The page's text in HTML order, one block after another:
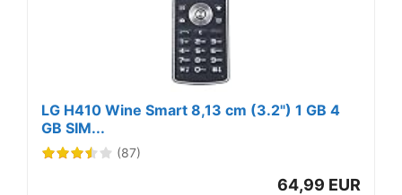
LG H410 Wine Smart 8,13 cm (3.2") 1 GB 4
GB SIM...
(87)
64,99 EUR